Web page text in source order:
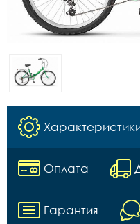
Оплата
Гарантия